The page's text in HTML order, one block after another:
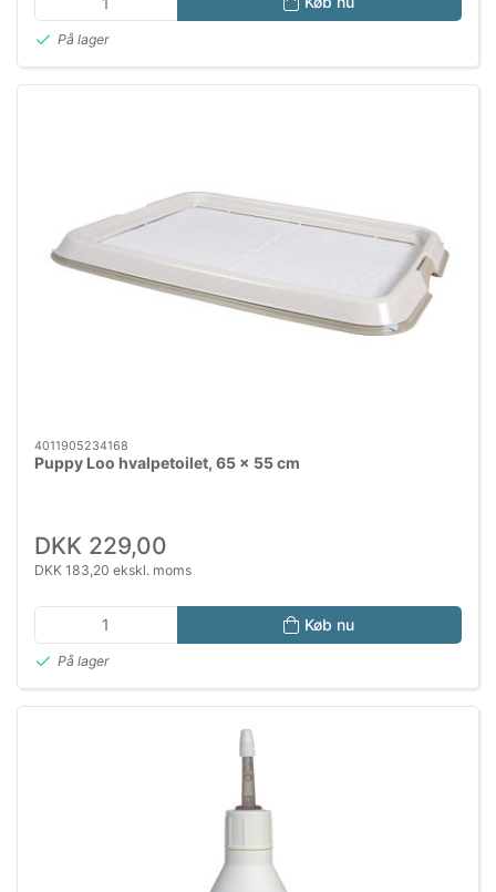
På lager
4011905234168
Puppy Loo hvalpetoilet, 65 × 55 cm
DKK 229,00
DKK 183,20 ekskl. moms
Køb nu
På lager